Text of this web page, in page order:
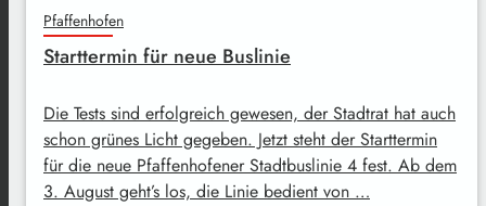
Pfaffenhofen
Starttermin für neue Buslinie
Die Tests sind erfolgreich gewesen, der Stadtrat hat auch
schon grünes Licht gegeben. Jetzt steht der Starttermin
für die neue Pfaffenhofener Stadtbuslinie 4 fest. Ab dem
3. August geht’s los, die Linie bedient von …